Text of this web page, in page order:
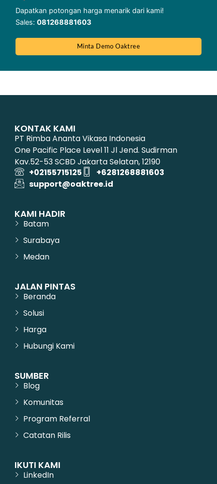
Dapatkan potongan harga menarik dari kami!
Sales: 081268881603
Minta Demo Oaktree
KONTAK KAMI
PT Rimba Ananta Vikasa Indonesia
One Pacific Place Level 11 Jl Jend. Sudirman
Kav.52-53 SCBD Jakarta Selatan, 12190
+02155715125
+6281268881603
support@oaktree.id
KAMI HADIR
Batam
Surabaya
Medan
JALAN PINTAS
Beranda
Solusi
Harga
Hubungi Kami
SUMBER
Blog
Komunitas
Program Referral
Catatan Rilis
IKUTI KAMI
LinkedIn